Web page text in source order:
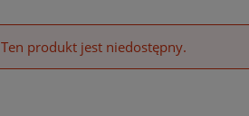
Ten produkt jest niedostępny.